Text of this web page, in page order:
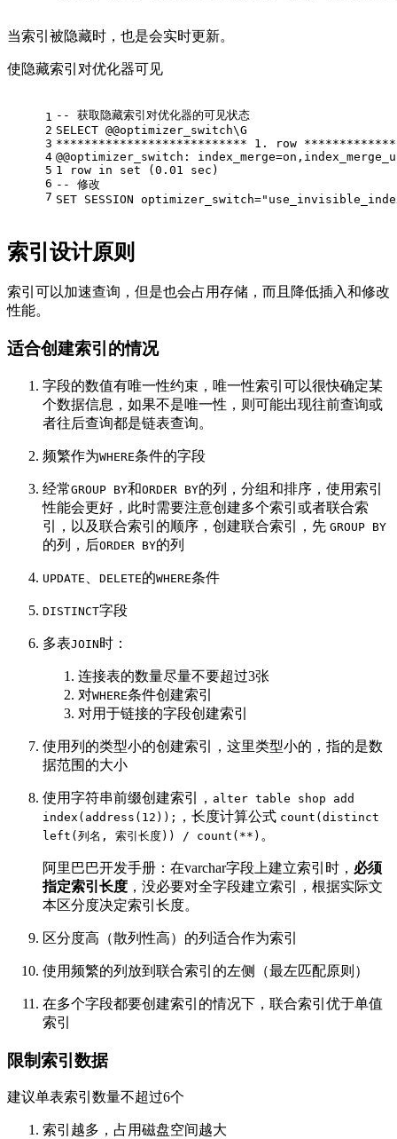
当索引被隐藏时，也是会实时更新。
使隐藏索引对优化器可见
1
2
3
4
5
6
7
-- 获取隐藏索引对优化器的可见状态
SELECT @@optimizer_switch\G
*************************** 1. row *************
@@optimizer_switch : index_merge=on
1
row in set (0.01
sec)
-- 修改
SET SESSION optimizer_switch=
索引设计原则
索引可以加速查询，但是也会占用存储，而且降低插入和修改
性能。
适合创建索引的情况
字段的数值有唯一性约束，唯一性索引可以很快确定某
个数据信息，如果不是唯一性，则可能出现往前查询或
者往后查询都是链表查询。
频繁作为WHERE条件的字段
经常GROUP BY和ORDER BY的列，分组和排序，使用索引
性能会更好，此时需要注意创建多个索引或者联合索
引，以及联合索引的顺序，创建联合索引，先 GROUP BY
的列，后ORDER BY的列
UPDATE DELETE的WHERE条件
DISTINCT字段
多表JOIN时：
连接表的数量尽量不要超过3张
对WHERE条件创建索引
对用于链接的字段创建索引
使用列的类型小的创建索引，这里类型小的，指的是数
据范围的大小
使用字符串前缀创建索引， alter table shop add
index(address(12));
，长度计算公式 count(distinct
left(列名, 索引长度)) / count(**) 。
阿里巴巴开发手册：在varchar字段上建立索引时， 必须
指定索引长度 ，没必要对全字段建立索引，根据实际文
本区分度决定索引长度。
区分度高（散列性高）的列适合作为索引
使用频繁的列放到联合索引的左侧（最左匹配原则）
在多个字段都要创建索引的情况下，联合索引优于单值
索引
限制索引数据
建议单表索引数量不超过6个
索引越多，占用磁盘空间越大